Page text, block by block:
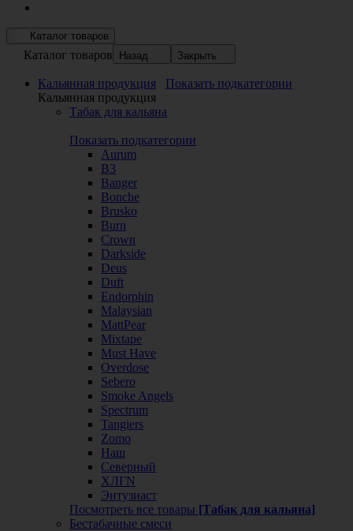
Каталог товаров
Каталог товаров Назад Закрыть
Кальянная продукция
Показать подкатегории
Кальянная продукция
Табак для кальяна
Показать подкатегории
Aurum
B3
Banger
Bonche
Brusko
Burn
Crown
Darkside
Deus
Duft
Endorphin
Malaysian
MattPear
Mixtape
Must Have
Overdose
Sebero
Smoke Angels
Spectrum
Tangiers
Zomo
Наш
Северный
ХЛГN
Энтузиаст
Посмотреть все товары [Табак для кальяна]
Бестабачные смеси